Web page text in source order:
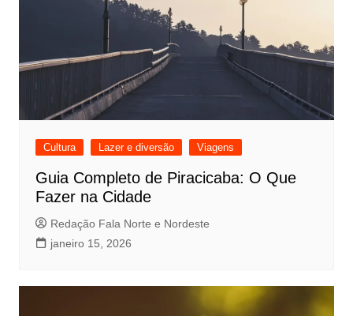
Cultura Lazer e diversão Viagens
Guia Completo de Piracicaba: O Que
Fazer na Cidade
Redação Fala Norte e Nordeste
janeiro 15, 2026